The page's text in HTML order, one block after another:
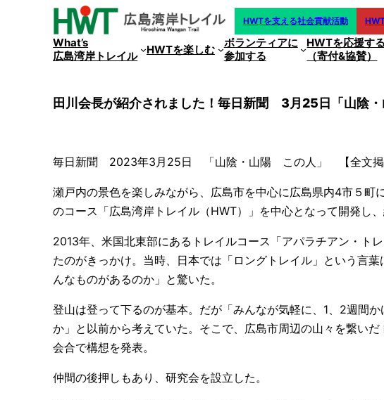
HWTを支える社会貢献活動
What’s
広島湾岸トレイル
HWTを楽しむ
ボランティアに
参加する
HWTを応援する
（寄付&協賛）
田川会長が紹介されました！毎日新聞 3月25日「山陰・
毎日新聞 2023年3月25日 「山陰・山陽 この人」 【全文掲
瀬戸内の景色を楽しみながら、広島市を中心に広島県内4市５町
のコース「広島湾岸トレイル（HWT）」を中心となって開発し、
2013年、米国北東部にあるトレイルコース「アパラチアン・ト
たのがきっかけ。当時、日本では「ロングトレイル」という言
んなものがあるのか」と驚いた。
登山は登って下るのが基本。だが「みんなが気軽に、1、2週間
か」と以前から考えていた。そこで、広島市周辺の山々を繋い
会合で構想を発表。
仲間の後押しもあり、研究会を設立した。